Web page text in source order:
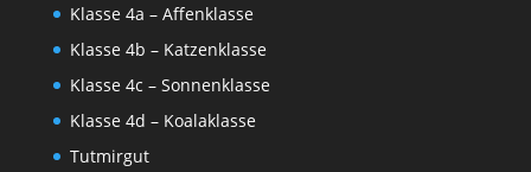
Klasse 4a – Affenklasse
Klasse 4b – Katzenklasse
Klasse 4c – Sonnenklasse
Klasse 4d – Koalaklasse
Tutmirgut